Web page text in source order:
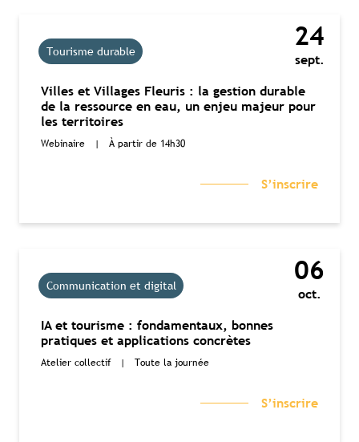
Tourisme durable
24
sept.
Villes et Villages Fleuris : la gestion durable
de la ressource en eau, un enjeu majeur pour
les territoires
Webinaire | À partir de 14h30
S’inscrire
Communication et digital
06
oct.
IA et tourisme : fondamentaux, bonnes
pratiques et applications concrètes
Atelier collectif | Toute la journée
S’inscrire